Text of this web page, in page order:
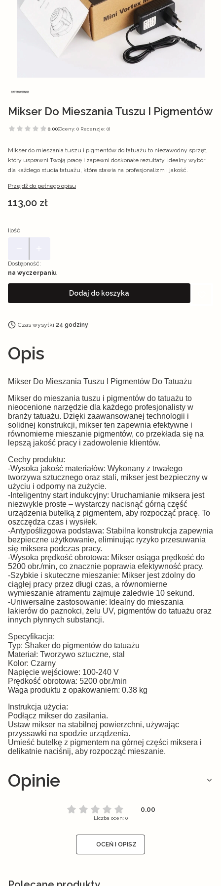
Mikser Do Mieszania Tuszu I Pigmentów
0.00(Oceny: 0 Recenzje: 0)
Mikser do mieszania tuszu i pigmentów do tatuażu to niezawodny sprzęt,
który usprawni Twoją pracę i zapewni doskonałe rezultaty. Idealny wybór
dla każdego studia tatuażu, które stawia na profesjonalizm i jakość.
Przejdź do pełnego opisu
Cena
113,00 zł
Ilość
Dostępność:
na wyczerpaniu
Dodaj do koszyka
Czas wysyłki:24 godziny
Opis
Mikser Do Mieszania Tuszu I Pigmentów Do Tatuażu
Mikser do mieszania tuszu i pigmentów do tatuażu to
nieocenione narzędzie dla każdego profesjonalisty w
branży tatuażu. Dzięki zaawansowanej technologii i
solidnej konstrukcji, mikser ten zapewnia efektywne i
równomierne mieszanie pigmentów, co przekłada się na
lepszą jakość pracy i zadowolenie klientów.
Cechy produktu:
-Wysoka jakość materiałów: Wykonany z trwałego
tworzywa sztucznego oraz stali, mikser jest bezpieczny w
użyciu i odporny na zużycie.
-Inteligentny start indukcyjny: Uruchamianie miksera jest
niezwykle proste – wystarczy nacisnąć górną część
urządzenia butelką z pigmentem, aby rozpocząć pracę. To
oszczędza czas i wysiłek.
-Antypoślizgowa podstawa: Stabilna konstrukcja zapewnia
bezpieczne użytkowanie, eliminując ryzyko przesuwania
się miksera podczas pracy.
-Wysoka prędkość obrotowa: Mikser osiąga prędkość do
5200 obr./min, co znacznie poprawia efektywność pracy.
-Szybkie i skuteczne mieszanie: Mikser jest zdolny do
ciągłej pracy przez długi czas, a równomierne
wymieszanie atramentu zajmuje zaledwie 10 sekund.
-Uniwersalne zastosowanie: Idealny do mieszania
lakierów do paznokci, żelu UV, pigmentów do tatuażu oraz
innych płynnych substancji.
Specyfikacja:
Typ: Shaker do pigmentów do tatuażu
Materiał: Tworzywo sztuczne, stal
Kolor: Czarny
Napięcie wejściowe: 100-240 V
Prędkość obrotowa: 5200 obr./min
Waga produktu z opakowaniem: 0.38 kg
Instrukcja użycia:
Podłącz mikser do zasilania.
Ustaw mikser na stabilnej powierzchni, używając
przyssawki na spodzie urządzenia.
Umieść butelkę z pigmentem na górnej części miksera i
delikatnie naciśnij, aby rozpocząć mieszanie.
Opinie
0.00
Liczba ocen: 0
OCEŃ I OPISZ